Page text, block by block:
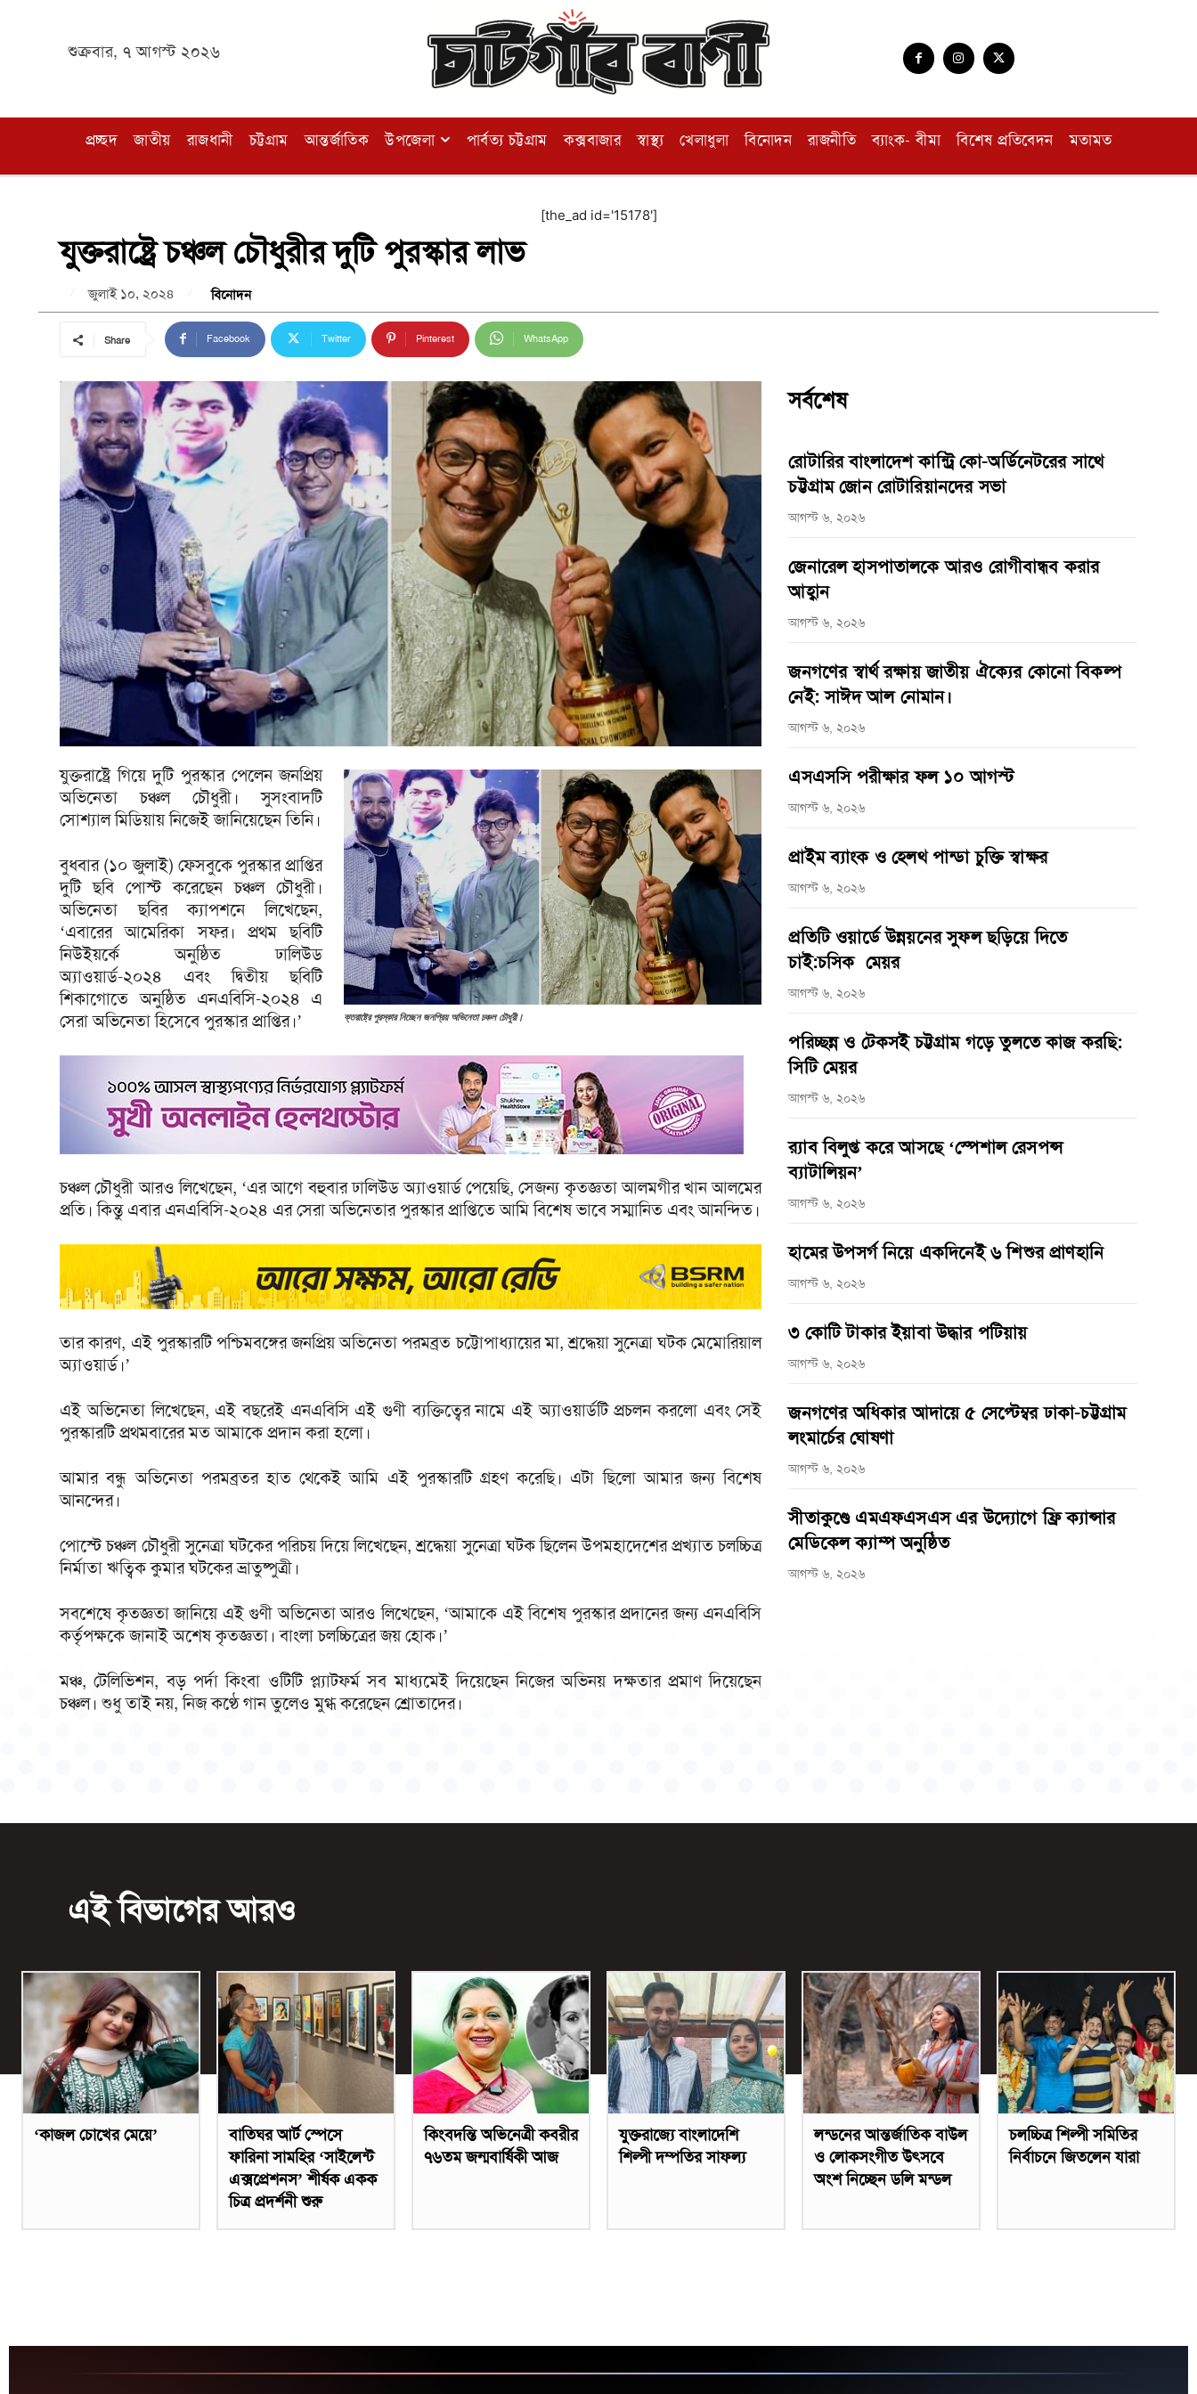
শুক্রবার, ৭ আগস্ট ২০২৬
প্রচ্ছদ জাতীয় রাজধানী চট্টগ্রাম আন্তর্জাতিক উপজেলা পার্বত্য চট্টগ্রাম কক্সবাজার স্বাস্থ্য খেলাধুলা বিনোদন রাজনীতি ব্যাংক- বীমা বিশেষ প্রতিবেদন মতামত
[the_ad id='15178']
যুক্তরাষ্ট্রে চঞ্চল চৌধুরীর দুটি পুরস্কার লাভ
জুলাই ১০, ২০২৪ বিনোদন
Share Facebook Twitter Pinterest WhatsApp
ক্তরাষ্ট্রে পুরস্কার নিচ্ছেন জনপ্রিয় অভিনেতা চঞ্চল চৌধুরী।
যুক্তরাষ্ট্রে গিয়ে দুটি পুরস্কার পেলেন জনপ্রিয়
অভিনেতা চঞ্চল চৌধুরী। সুসংবাদটি
সোশ্যাল মিডিয়ায় নিজেই জানিয়েছেন তিনি।
বুধবার (১০ জুলাই) ফেসবুকে পুরস্কার প্রাপ্তির
দুটি ছবি পোস্ট করেছেন চঞ্চল চৌধুরী।
অভিনেতা ছবির ক্যাপশনে লিখেছেন,
‘এবারের আমেরিকা সফর। প্রথম ছবিটি
নিউইয়র্কে অনুষ্ঠিত ঢালিউড
অ্যাওয়ার্ড-২০২৪ এবং দ্বিতীয় ছবিটি
শিকাগোতে অনুষ্ঠিত এনএবিসি-২০২৪ এ
সেরা অভিনেতা হিসেবে পুরস্কার প্রাপ্তির।’
চঞ্চল চৌধুরী আরও লিখেছেন, ‘এর আগে বহুবার ঢালিউড অ্যাওয়ার্ড পেয়েছি, সেজন্য কৃতজ্ঞতা আলমগীর খান আলমের
প্রতি। কিন্তু এবার এনএবিসি-২০২৪ এর সেরা অভিনেতার পুরস্কার প্রাপ্তিতে আমি বিশেষ ভাবে সম্মানিত এবং আনন্দিত।
তার কারণ, এই পুরস্কারটি পশ্চিমবঙ্গের জনপ্রিয় অভিনেতা পরমব্রত চট্টোপাধ্যায়ের মা, শ্রদ্ধেয়া সুনেত্রা ঘটক মেমোরিয়াল
অ্যাওয়ার্ড।’
এই অভিনেতা লিখেছেন, এই বছরেই এনএবিসি এই গুণী ব্যক্তিত্বের নামে এই অ্যাওয়ার্ডটি প্রচলন করলো এবং সেই
পুরস্কারটি প্রথমবারের মত আমাকে প্রদান করা হলো।
আমার বন্ধু অভিনেতা পরমব্রতর হাত থেকেই আমি এই পুরস্কারটি গ্রহণ করেছি। এটা ছিলো আমার জন্য বিশেষ
আনন্দের।
পোস্টে চঞ্চল চৌধুরী সুনেত্রা ঘটকের পরিচয় দিয়ে লিখেছেন, শ্রদ্ধেয়া সুনেত্রা ঘটক ছিলেন উপমহাদেশের প্রখ্যাত চলচ্চিত্র
নির্মাতা ঋত্বিক কুমার ঘটকের ভ্রাতুষ্পুত্রী।
সবশেষে কৃতজ্ঞতা জানিয়ে এই গুণী অভিনেতা আরও লিখেছেন, ‘আমাকে এই বিশেষ পুরস্কার প্রদানের জন্য এনএবিসি
কর্তৃপক্ষকে জানাই অশেষ কৃতজ্ঞতা। বাংলা চলচ্চিত্রের জয় হোক।’
মঞ্চ, টেলিভিশন, বড় পর্দা কিংবা ওটিটি প্ল্যাটফর্ম সব মাধ্যমেই দিয়েছেন নিজের অভিনয় দক্ষতার প্রমাণ দিয়েছেন
চঞ্চল। শুধু তাই নয়, নিজ কণ্ঠে গান তুলেও মুগ্ধ করেছেন শ্রোতাদের।
সর্বশেষ
রোটারির বাংলাদেশ কান্ট্রি কো-অর্ডিনেটরের সাথে
চট্টগ্রাম জোন রোটারিয়ানদের সভা
আগস্ট ৬, ২০২৬
জেনারেল হাসপাতালকে আরও রোগীবান্ধব করার
আহ্বান
আগস্ট ৬, ২০২৬
জনগণের স্বার্থ রক্ষায় জাতীয় ঐক্যের কোনো বিকল্প
নেই: সাঈদ আল নোমান।
আগস্ট ৬, ২০২৬
এসএসসি পরীক্ষার ফল ১০ আগস্ট
আগস্ট ৬, ২০২৬
প্রাইম ব্যাংক ও হেলথ পান্ডা চুক্তি স্বাক্ষর
আগস্ট ৬, ২০২৬
প্রতিটি ওয়ার্ডে উন্নয়নের সুফল ছড়িয়ে দিতে
চাই:চসিক মেয়র
আগস্ট ৬, ২০২৬
পরিচ্ছন্ন ও টেকসই চট্টগ্রাম গড়ে তুলতে কাজ করছি:
সিটি মেয়র
আগস্ট ৬, ২০২৬
র‌্যাব বিলুপ্ত করে আসছে ‘স্পেশাল রেসপন্স
ব্যাটালিয়ন’
আগস্ট ৬, ২০২৬
হামের উপসর্গ নিয়ে একদিনেই ৬ শিশুর প্রাণহানি
আগস্ট ৬, ২০২৬
৩ কোটি টাকার ইয়াবা উদ্ধার পটিয়ায়
আগস্ট ৬, ২০২৬
জনগণের অধিকার আদায়ে ৫ সেপ্টেম্বর ঢাকা-চট্টগ্রাম
লংমার্চের ঘোষণা
আগস্ট ৬, ২০২৬
সীতাকুণ্ডে এমএফএসএস এর উদ্যোগে ফ্রি ক্যান্সার
মেডিকেল ক্যাম্প অনুষ্ঠিত
আগস্ট ৬, ২০২৬
এই বিভাগের আরও
‘কাজল চোখের মেয়ে’
বাতিঘর আর্ট স্পেসে
ফারিনা সামহির ‘সাইলেন্ট
এক্সপ্রেশনস’ শীর্ষক একক
চিত্র প্রদর্শনী শুরু
কিংবদন্তি অভিনেত্রী কবরীর
৭৬তম জন্মবার্ষিকী আজ
যুক্তরাজ্যে বাংলাদেশি
শিল্পী দম্পতির সাফল্য
লন্ডনের আন্তর্জাতিক বাউল
ও লোকসংগীত উৎসবে
অংশ নিচ্ছেন ডলি মন্ডল
চলচ্চিত্র শিল্পী সমিতির
নির্বাচনে জিতলেন যারা